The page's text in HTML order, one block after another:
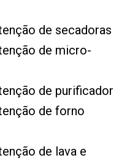
de secadoras
de micro-
de purificador
de forno
de lava e